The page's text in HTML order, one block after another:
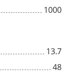
1000
13.7
48